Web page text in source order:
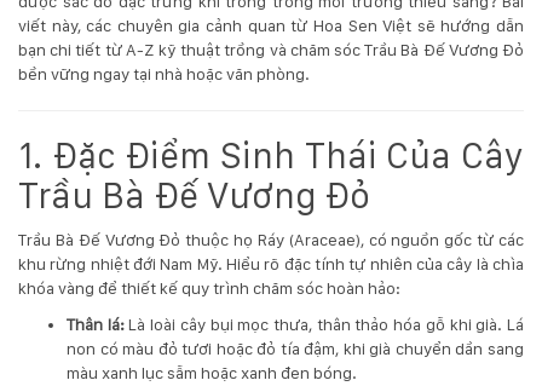
:
0931.914.968
hoasenvietdn@gmail.com
Nguyễn
viết này, các chuyên gia cảnh quan từ Hoa Sen Việt sẽ hướng dẫn
bạn chi tiết từ A-Z kỹ thuật trồng và chăm sóc Trầu Bà Đế Vương Đỏ
bền vững ngay tại nhà hoặc văn phòng.
1. Đặc Điểm Sinh Thái Của Cây
Trầu Bà Đế Vương Đỏ
Trầu Bà Đế Vương Đỏ thuộc họ Ráy (Araceae), có nguồn gốc từ các
khu rừng nhiệt đới Nam Mỹ. Hiểu rõ đặc tính tự nhiên của cây là chìa
khóa vàng để thiết kế quy trình chăm sóc hoàn hảo:
Thân lá:Là loài cây bụi mọc thưa, thân thảo hóa gỗ khi già. Lá
non có màu đỏ tươi hoặc đỏ tía đậm, khi già chuyển dần sang
màu xanh lục sẫm hoặc xanh đen bóng.